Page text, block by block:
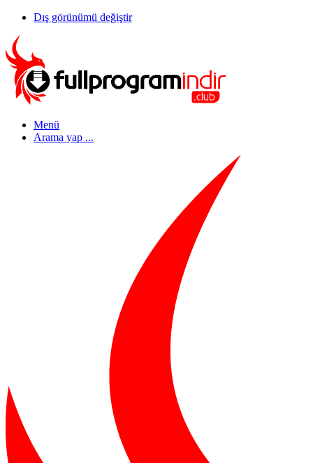
Dış görünümü değiştir
Menü
Arama yap ...